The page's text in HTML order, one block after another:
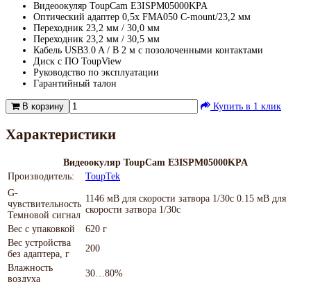
Видеоокуляр ToupCam E3ISPM05000KPA
Оптический адаптер 0,5х FMA050 C-mount/23,2 мм
Переходник 23,2 мм / 30,0 мм
Переходник 23,2 мм / 30,5 мм
Кабель USB3.0 A / B 2 м с позолоченными контактами
Диск с ПО ToupView
Руководство по эксплуатации
Гарантийный талон
В корзину Купить в 1 клик
Характеристики
Видеоокуляр ToupCam E3ISPM05000KPA
Производитель:
ToupTek
G-
чувствительность
Темновой сигнал
1146 мВ для скорости затвора 1/30с 0.15 мВ для
скорости затвора 1/30с
Вес с упаковкой
620 г
Вес устройства
без адаптера, г
200
Влажность
воздуха
30…80%